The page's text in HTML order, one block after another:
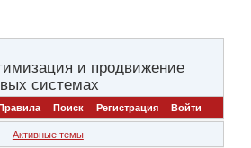
и продвижение
системах
Поиск Регистрация Войти
Активные темы